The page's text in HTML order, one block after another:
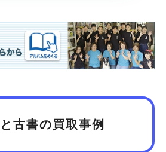
古書の買取事例